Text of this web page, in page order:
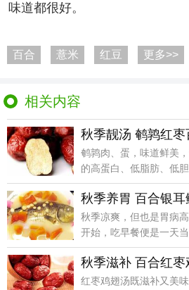
味道都很好。
百合 薏米 红豆 更多>>
相关内容
秋季靓汤 鹌鹑红枣
鹌鹑肉、蛋，味道鲜美
的高蛋白、低脂肪、低
年人以及高血
秋季养胃 百合银耳
秋季凉爽，但也是胃病
开始，吃早餐便是一天
餐吃什么好呢
秋季滋补 百合红枣
红枣鸡翅汤既滋补又美